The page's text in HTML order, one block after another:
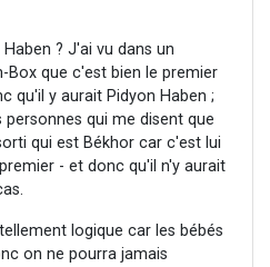
? J'ai vu dans un
Box que c'est bien le premier
qu'il y aurait Pidyon Haben ;
qui me disent que
qui est Békhor car c'est lui
- et donc qu'il n'y aurait
logique car les bébés
on ne pourra jamais